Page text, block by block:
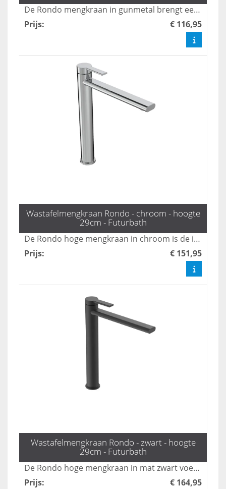
De Rondo mengkraan in gunmetal brengt een vleugje industriële chic naar uw badkamer en is 16 cm hoog. Deze kraan verenigt een stijlvolle uitstraling met praktische functionaliteit, waardoor hij een perfecte aanvulling is voor elke moderne badkamer. Upgrade uw ruimte met deze unieke, designgerichte oplossing.
Prijs: € 116,95
Wastafelmengkraan Rondo - chroom - hoogte
29cm - Futurbath
De Rondo hoge mengkraan in chroom is de ideale keuze voor opzetwastafels en diepe kommen, dankzij zijn indrukwekkende hoogte van 29 cm. Deze combinatie van stijl en functionaliteit maakt het een must-have voor elke moderne badkamer. Upgrade uw sanitair met deze elegante kraan die zowel praktische als esthetische voordelen biedt.
Prijs: € 151,95
Wastafelmengkraan Rondo - zwart - hoogte
29cm - Futurbath
De Rondo hoge mengkraan in mat zwart voegt een krachtig statement toe aan uw badkamer met zijn strakke en moderne ontwerp. Met een hoogte van 29 cm is deze kraan perfect afgestemd op hedendaagse badkamerstijlen en biedt hij zowel functionaliteit als stijl. Transformeer uw badkamer met deze eigentijdse en stijlvolle mengkraan die zowel esthetisch als praktisch is.
Prijs: € 164,95